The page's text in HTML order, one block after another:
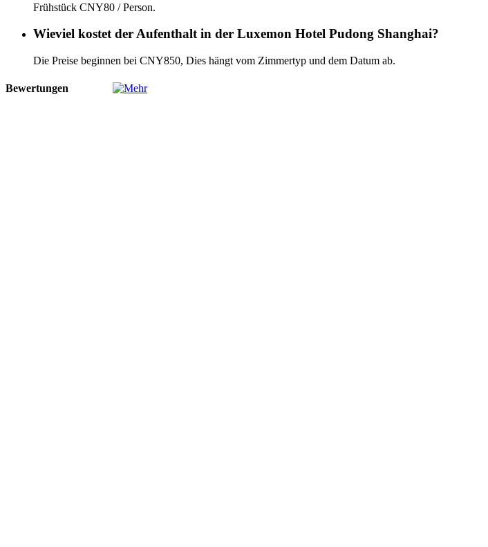
Frühstück CNY80 / Person.
Wieviel kostet der Aufenthalt in der Luxemon Hotel Pudong Shanghai?
Die Preise beginnen bei CNY850, Dies hängt vom Zimmertyp und dem Datum ab.
Bewertungen